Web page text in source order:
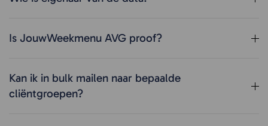
Is JouwWeekmenu AVG proof?
Kan ik in bulk mailen naar bepaalde
cliëntgroepen?